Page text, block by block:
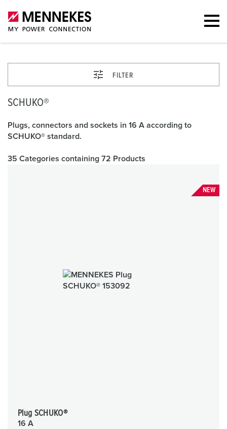
FILTER
SCHUKO®
Plugs, connectors and sockets in 16 A according to
SCHUKO® standard.
35 Categories containing 72 Products
NEW
Plug SCHUKO®
16 A